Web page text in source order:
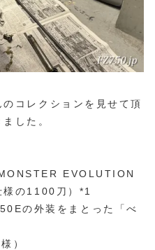
コレクションを見せて頂
した。
EVOLUTION
様の1100刀）*1
の外装をまとった「べ
）